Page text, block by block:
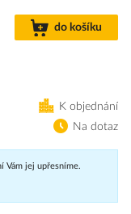
do košíku
K objednání
Na dotaz
Vám jej upřesníme.